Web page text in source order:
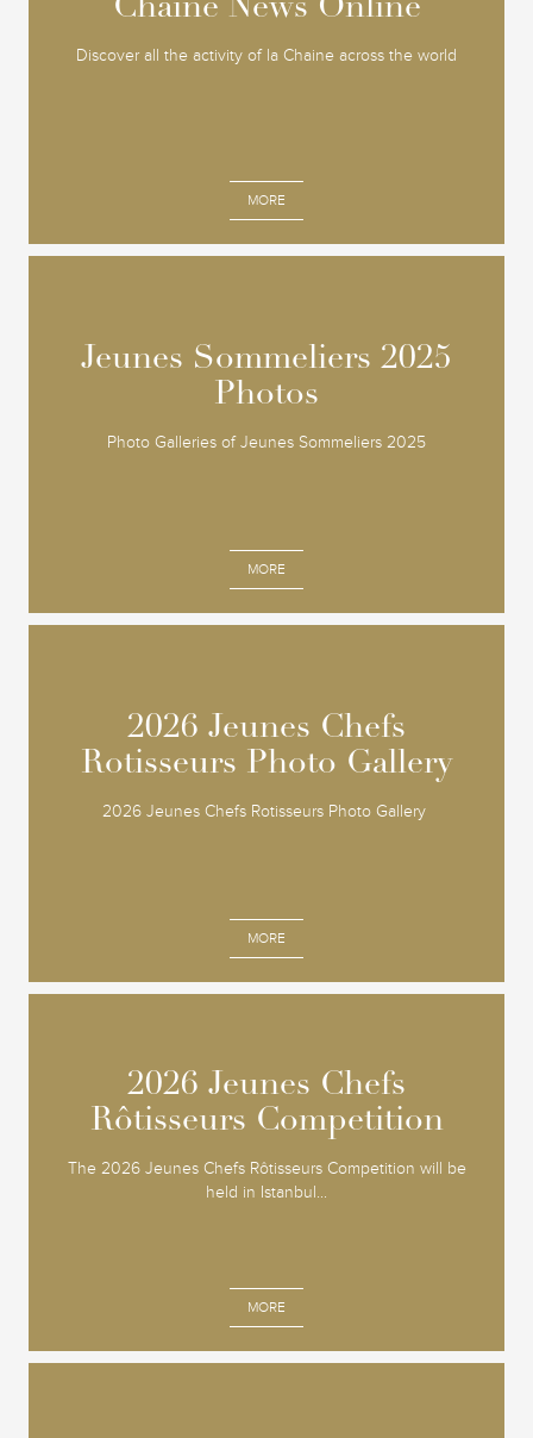
Chaine News Online
Discover all the activity of la Chaine across the world
MORE
Chaine News Online
Jeunes Sommeliers 2025
Photos
Photo Galleries of Jeunes Sommeliers 2025
MORE
Jeunes Sommeliers 2025
Photos
2026 Jeunes Chefs
Rotisseurs Photo Gallery
2026 Jeunes Chefs Rotisseurs Photo Gallery
MORE
2026 Jeunes Chefs
Rotisseurs Photo Gallery
2026 Jeunes Chefs
Rôtisseurs Competition
The 2026 Jeunes Chefs Rôtisseurs Competition will be
held in Istanbul...
MORE
2026 Jeunes Chefs
Rôtisseurs Competition